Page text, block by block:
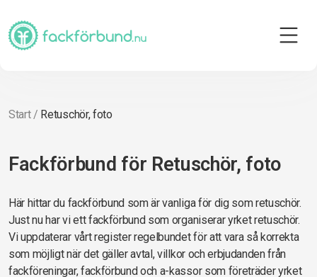
Start/ Retuschör, foto
Fackförbund för Retuschör, foto
Här hittar du fackförbund som är vanliga för dig som retuschör.
Just nu har vi ett fackförbund som organiserar yrket retuschör.
Vi uppdaterar vårt register regelbundet för att vara så korrekta
som möjligt när det gäller avtal, villkor och erbjudanden från
fackföreningar, fackförbund och a-kassor som företräder yrket